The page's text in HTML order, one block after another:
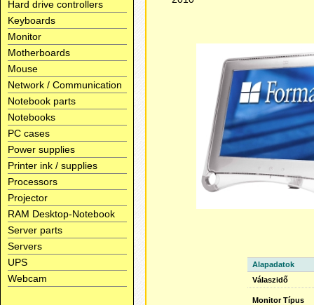
Hard drive controllers
Keyboards
Monitor
Motherboards
Mouse
Network / Communication
Notebook parts
Notebooks
PC cases
Power supplies
Printer ink / supplies
Processors
Projector
RAM Desktop-Notebook
Server parts
Servers
UPS
Webcam
Alapadatok
Válaszidő
Monitor Típus